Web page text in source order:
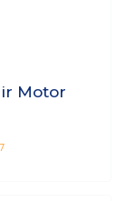
Motor